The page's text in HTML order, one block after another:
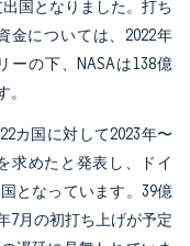
国となりました。打ち
金については、2022年
ーの下、NASAは138億
カ国に対して2023年〜
求めたと発表し、ドイ
となっています。39億
7月の初打ち上げが予定